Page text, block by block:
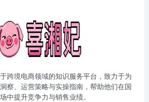
跨境电商领域的知识服务平台，致力于为
察、运营策略与实操指南，帮助他们在国
中提升竞争力与销售业绩。